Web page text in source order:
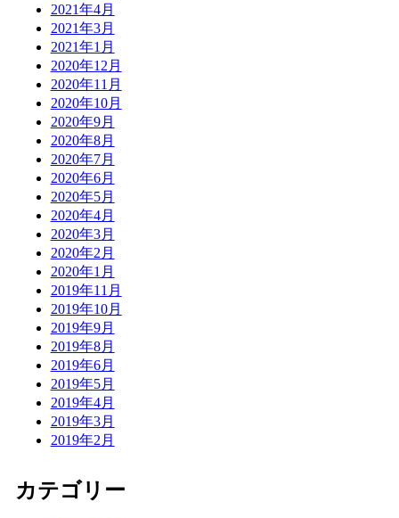
2021年4月
2021年3月
2021年1月
2020年12月
2020年11月
2020年10月
2020年9月
2020年8月
2020年7月
2020年6月
2020年5月
2020年4月
2020年3月
2020年2月
2020年1月
2019年11月
2019年10月
2019年9月
2019年8月
2019年6月
2019年5月
2019年4月
2019年3月
2019年2月
カテゴリー